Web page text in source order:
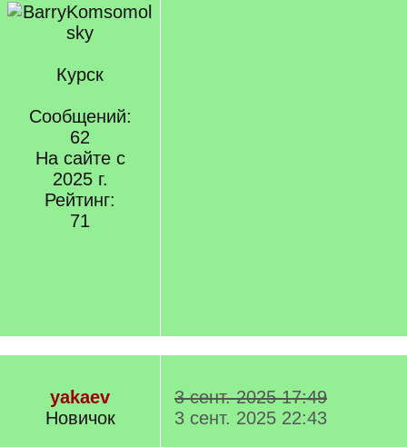
Курск
Сообщений:
62
На сайте с
2025 г.
Рейтинг:
71
yakaev
Новичок
3 сент. 2025 17:49
3 сент. 2025 22:43